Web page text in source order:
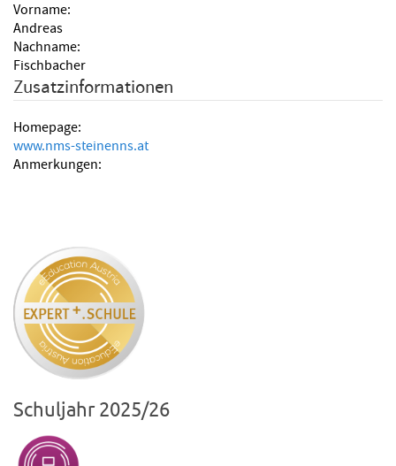
Vorname:
Andreas
Nachname:
Fischbacher
Zusatzinformationen
Homepage:
www.nms-steinenns.at
Anmerkungen:
Schuljahr 2025/26